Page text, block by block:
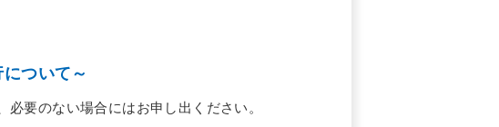
ついて～
要のない場合にはお申し出ください。